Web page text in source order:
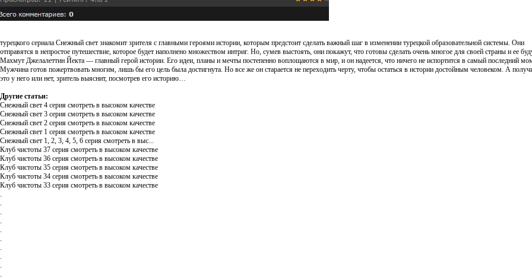
турецкого сериала Снежный свет знакомит зрителя с главными героями истории, которым предстоит сделать важный шаг в изменении турецкой образовательной системы. Они
отправятся в непростое путешествие, которое будет наполнено множеством интриг. Но, сумев выстоять, они покажут, что готовы сделать очень многое для своей страны и ее
Махмут Джелалеттин Йекта — главный герой истории. Его идеи, планы и мечты постепенно воплощаются в мир, и он надеется, что ничего не испортится в самый последний
Мужчина готов пожертвовать многим, лишь бы его цель была достигнута. Но все же он старается не переходить черту, чтобы остаться в истории достойным человеком. А
это у него или нет, зритель выяснит, посмотрев его историю…
Другие статьи:
Снежный свет 4 серия смотреть в высоком качестве
Снежный свет 3 серия смотреть в высоком качестве
Снежный свет 2 серия смотреть в высоком качестве
Снежный свет 1 серия смотреть в высоком качестве
Снежный свет 1, 2, 3, 4, 5, 6 серия смотреть в выс...
Клуб чистоты 37 серия смотреть в высоком качестве
Клуб чистоты 36 серия смотреть в высоком качестве
Клуб чистоты 35 серия смотреть в высоком качестве
Клуб чистоты 34 серия смотреть в высоком качестве
Клуб чистоты 33 серия смотреть в высоком качестве
.
.
.
.
.
.
.
.
.
.